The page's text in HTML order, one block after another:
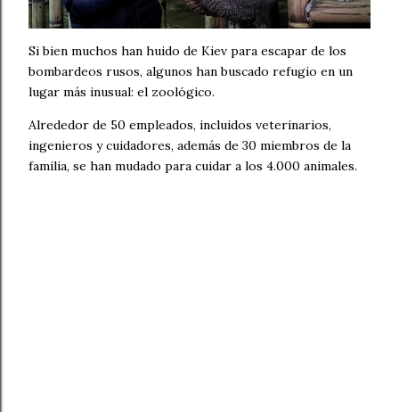
Si bien muchos han huido de Kiev para escapar de los
bombardeos rusos, algunos han buscado refugio en un
lugar más inusual: el zoológico.
Alrededor de 50 empleados, incluidos veterinarios,
ingenieros y cuidadores, además de 30 miembros de la
familia, se han mudado para cuidar a los 4.000 animales.